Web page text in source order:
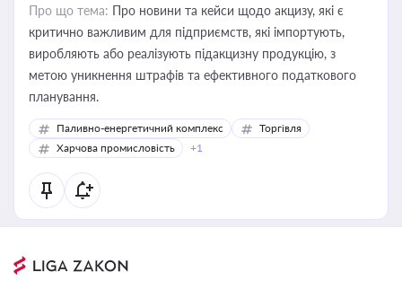
Про що тема: Про новини та кейси щодо акцизу, які є
критично важливим для підприємств, які імпортують,
виробляють або реалізують підакцизну продукцію, з
метою уникнення штрафів та ефективного податкового
планування.
Паливно-енергетичний комплекс
Торгівля
Харчова промисловість
+1